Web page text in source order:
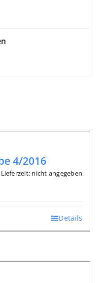
4/2016
Lieferzeit: nicht angegeben
Details